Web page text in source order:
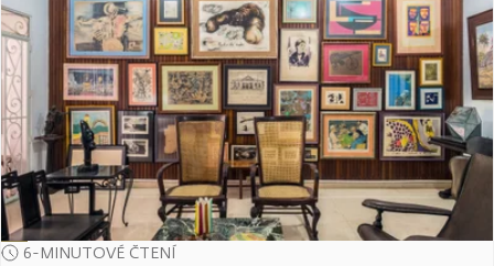
6-MINUTOVÉ ČTENÍ